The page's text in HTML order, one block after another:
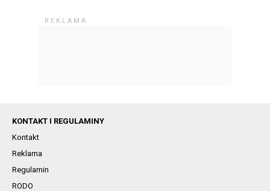
KONTAKT I REGULAMINY
Kontakt
Reklama
Regulamin
RODO